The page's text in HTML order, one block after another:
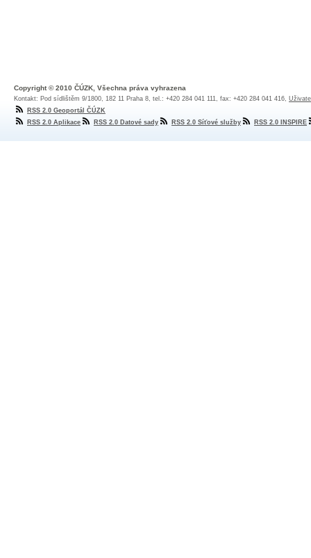
Copyright © 2010 ČÚZK, Všechna práva vyhrazena
Kontakt: Pod sídlištěm 9/1800, 182 11 Praha 8, tel.: +420 284 041 111, fax: +420 284 041 416,
RSS 2.0 Geoportál ČÚZK
RSS 2.0 Aplikace
RSS 2.0 Datové sady RSS 2.0 Síťové služby RSS 2.0 INSPIRE